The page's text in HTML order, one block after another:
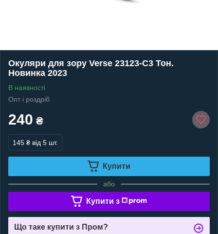
Окуляри для зору Verse 23123-C3 Тон.
Новинка 2023
В наявності
Опт і роздріб
240 ₴
145 ₴ від 5 шт.
Купити
або
Купити з
Що таке купити з Пром?